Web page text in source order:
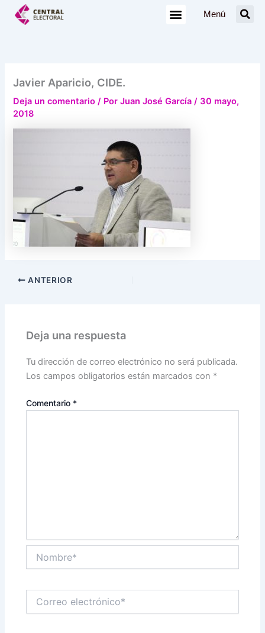
Menú
Javier Aparicio, CIDE.
Deja un comentario / PorJuan José García/ 30 mayo,
2018
ANTERIOR
Deja una respuesta
Tu dirección de correo electrónico no será publicada.
Los campos obligatorios están marcados con *
Comentario *
electrónico*